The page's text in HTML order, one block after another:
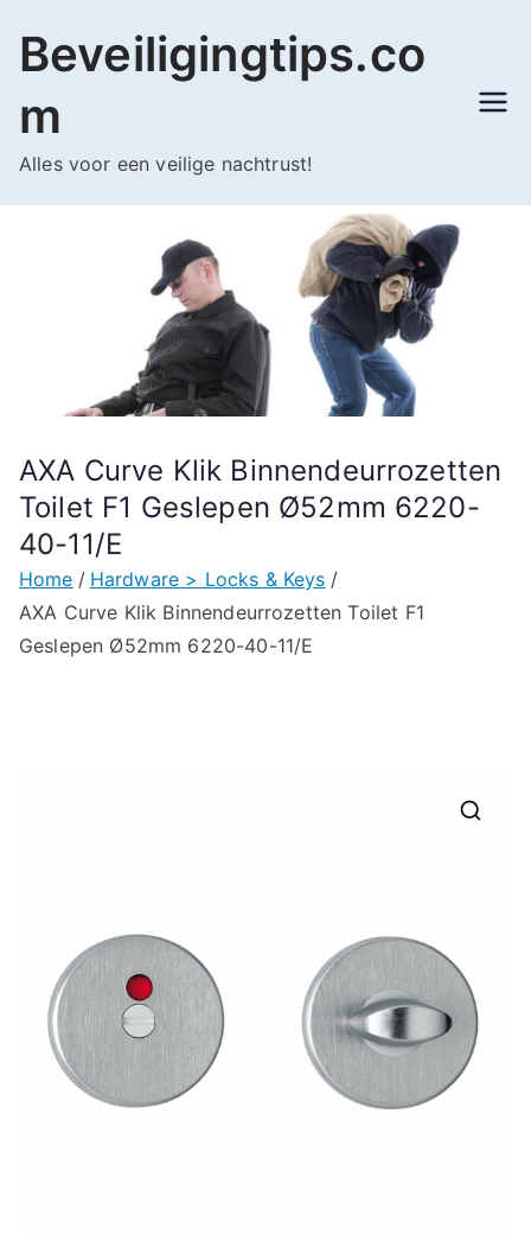
naar
inhoud
Beveiligingtips.co
m
Alles voor een veilige nachtrust!
AXA Curve Klik Binnendeurrozetten
Toilet F1 Geslepen Ø52mm 6220-
40-11/E
Home
Hardware > Locks & Keys
AXA Curve Klik Binnendeurrozetten Toilet F1
Geslepen Ø52mm 6220-40-11/E